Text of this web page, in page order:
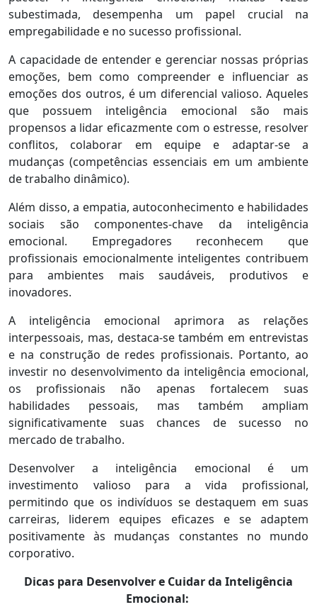
subestimada, desempenha um papel crucial na
empregabilidade e no sucesso profissional.
A capacidade de entender e gerenciar nossas próprias
emoções, bem como compreender e influenciar as
emoções dos outros, é um diferencial valioso. Aqueles
que possuem inteligência emocional são mais
propensos a lidar eficazmente com o estresse, resolver
conflitos, colaborar em equipe e adaptar-se a
mudanças (competências essenciais em um ambiente
de trabalho dinâmico).
Além disso, a empatia, autoconhecimento e habilidades
sociais são componentes-chave da inteligência
emocional. Empregadores reconhecem que
profissionais emocionalmente inteligentes contribuem
para ambientes mais saudáveis, produtivos e
inovadores.
A inteligência emocional aprimora as relações
interpessoais, mas, destaca-se também em entrevistas
e na construção de redes profissionais. Portanto, ao
investir no desenvolvimento da inteligência emocional,
os profissionais não apenas fortalecem suas
habilidades pessoais, mas também ampliam
significativamente suas chances de sucesso no
mercado de trabalho.
Desenvolver a inteligência emocional é um
investimento valioso para a vida profissional,
permitindo que os indivíduos se destaquem em suas
carreiras, liderem equipes eficazes e se adaptem
positivamente às mudanças constantes no mundo
corporativo.
Dicas para Desenvolver e Cuidar da Inteligência
Emocional: